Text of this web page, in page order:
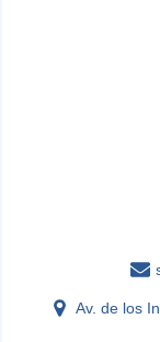
Av. de los